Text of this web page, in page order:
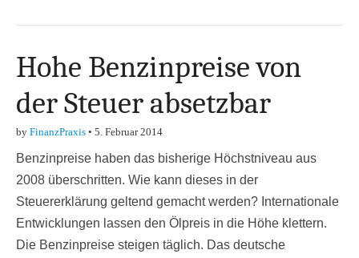
Hohe Benzinpreise von
der Steuer absetzbar
by FinanzPraxis • 5. Februar 2014
Benzinpreise haben das bisherige Höchstniveau aus
2008 überschritten. Wie kann dieses in der
Steuererklärung geltend gemacht werden? Internationale
Entwicklungen lassen den Ölpreis in die Höhe klettern.
Die Benzinpreise steigen täglich. Das deutsche